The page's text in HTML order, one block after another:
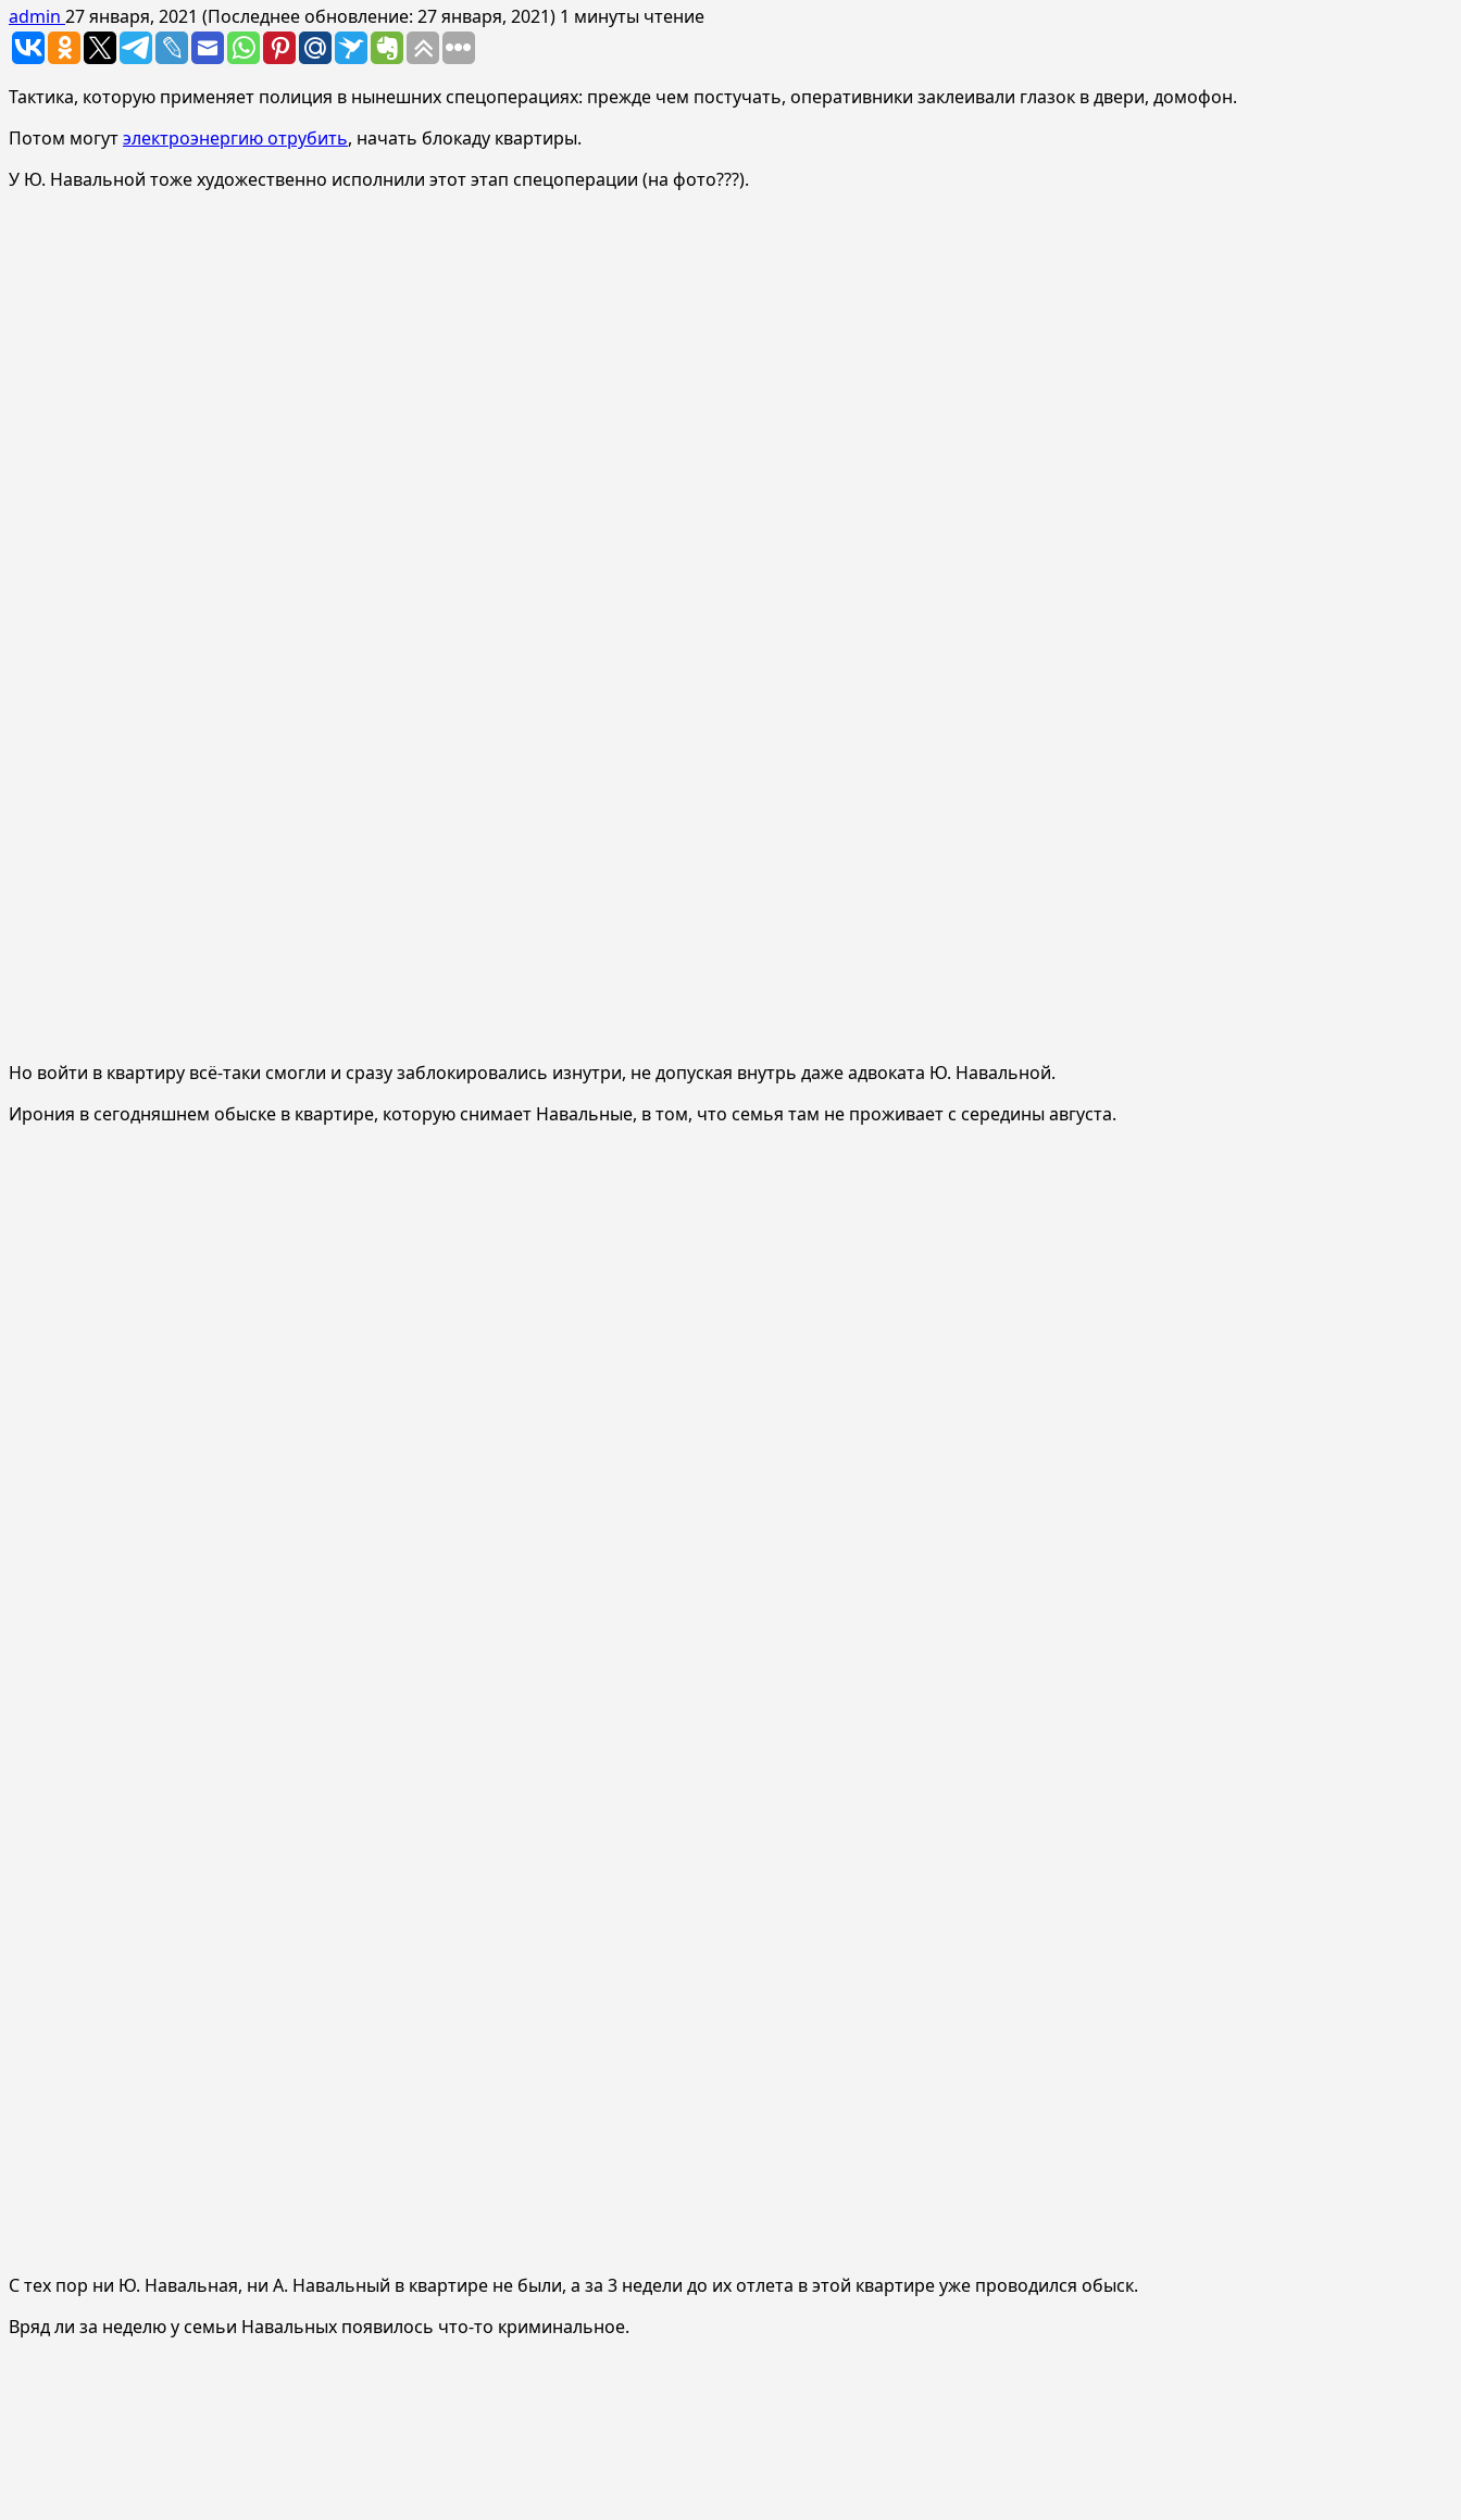
admin 27 января, 2021 (Последнее обновление: 27 января, 2021) 1 минуты чтение
Тактика, которую применяет полиция в нынешних спецоперациях: прежде чем постучать, оперативники заклеивали глазок в двери, домофон.
Потом могутэлектроэнергию отрубить, начать блокаду квартиры.
У Ю. Навальной тоже художественно исполнили этот этап спецоперации (на фото???).
Но войти в квартиру всё-таки смогли и сразу заблокировались изнутри, не допуская внутрь даже адвоката Ю. Навальной.
Ирония в сегодняшнем обыске в квартире, которую снимает Навальные, в том, что семья там не проживает с середины августа.
С тех пор ни Ю. Навальная, ни А. Навальный в квартире не были, а за 3 недели до их отлета в этой квартире уже проводился обыск.
Вряд ли за неделю у семьи Навальных появилось что-то криминальное.